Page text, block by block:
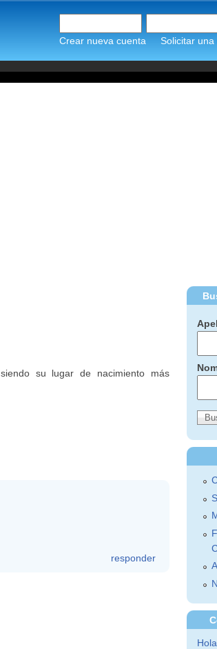
Crear nueva cuenta Solicitar
siendo su lugar de nacimiento más
responder